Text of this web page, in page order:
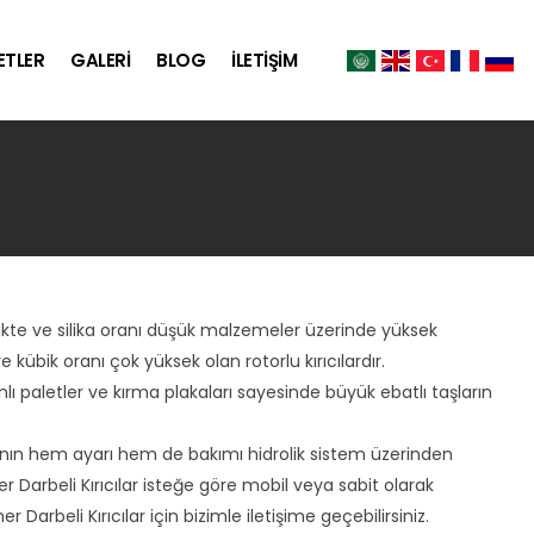
GALERİ BLOG İLETİŞİM
ve silika oranı düşük malzemeler üzerinde yüksek
oranı çok yüksek olan rotorlu kırıcılardır.
paletler ve kırma plakaları sayesinde büyük ebatlı taşların
hem ayarı hem de bakımı hidrolik sistem üzerinden
Darbeli Kırıcılar isteğe göre mobil veya sabit olarak
Darbeli Kırıcılar için bizimle iletişime geçebilirsiniz.